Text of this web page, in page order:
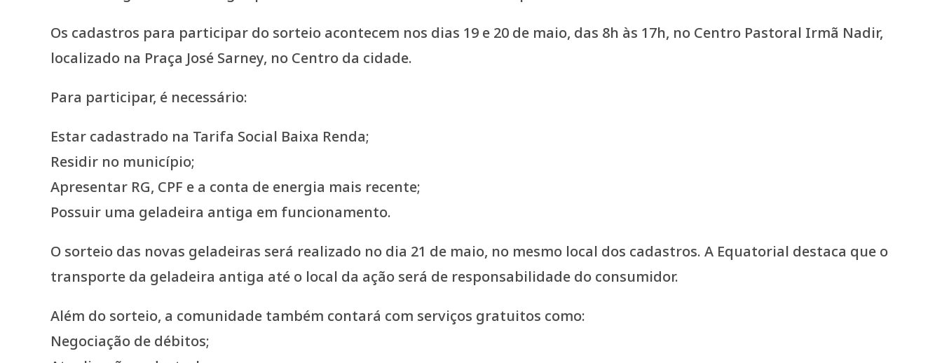
Os cadastros para participar do sorteio acontecem nos dias 19 e 20 de maio, das 8h às 17h, no Centro Pastoral Irmã Nadir,
localizado na Praça José Sarney, no Centro da cidade.
Para participar, é necessário:
Estar cadastrado na Tarifa Social Baixa Renda;
Residir no município;
Apresentar RG, CPF e a conta de energia mais recente;
Possuir uma geladeira antiga em funcionamento.
O sorteio das novas geladeiras será realizado no dia 21 de maio, no mesmo local dos cadastros. A Equatorial destaca que o
transporte da geladeira antiga até o local da ação será de responsabilidade do consumidor.
Além do sorteio, a comunidade também contará com serviços gratuitos como:
Negociação de débitos;